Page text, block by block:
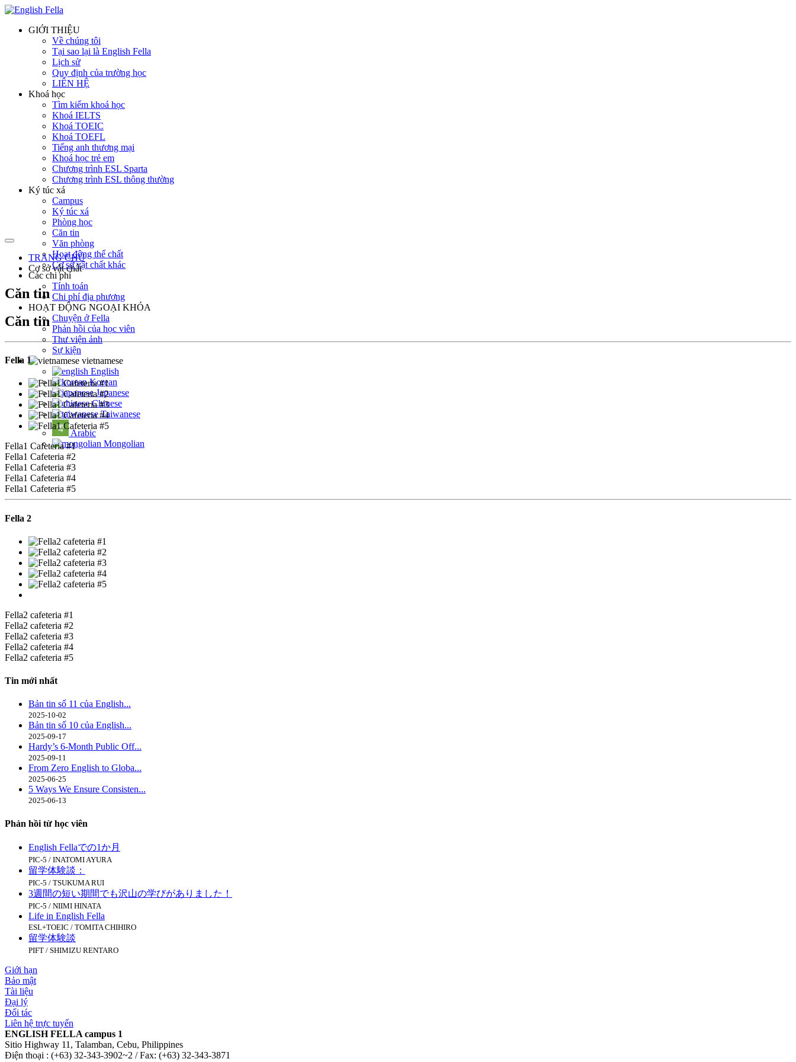
GIỚI THIỆU
Về chúng tôi
Tại sao lại là English Fella
Lịch sử
Quy định của trường học
LIÊN HỆ
Khoá học
Tìm kiếm khoá học
Khoá IELTS
Khoá TOEIC
Khoá TOEFL
Tiếng anh thương mại
Khoá học trẻ em
Chương trình ESL Sparta
Chương trình ESL thông thường
Ký túc xá
Campus
Ký túc xá
Phòng học
Căn tin
Văn phòng
Hoạt động thể chất
Cơ sở vật chất khác
Các chi phí
Tính toán
Chi phí địa phương
HOẠT ĐỘNG NGOẠI KHÓA
Chuyện ở Fella
Phản hồi của học viên
Thư viện ảnh
Sự kiện
vietnamese
English
Korean
Japanese
Chinese
Taiwanese
Arabic
Mongolian
TRANG CHỦ
Cơ sở vật chất
Căn tin
Căn tin
Fella 1
Fella1 Cafeteria #1
Fella1 Cafeteria #2
Fella1 Cafeteria #3
Fella1 Cafeteria #4
Fella1 Cafeteria #5
Fella 2
Fella2 cafeteria #1
Fella2 cafeteria #2
Fella2 cafeteria #3
Fella2 cafeteria #4
Fella2 cafeteria #5
Tin mới nhất
Bản tin số 11 của English...
2025-10-02
Bản tin số 10 của English...
2025-09-17
Hardy’s 6-Month Public Off...
2025-09-11
From Zero English to Globa...
2025-06-25
5 Ways We Ensure Consisten...
2025-06-13
Phản hồi từ học viên
English Fellaでの1か月
PIC-5 / INATOMI AYURA
留学体験談：
PIC-5 / TSUKUMA RUI
3週間の短い期間でも沢山の学びがありました！
PIC-5 / NIIMI HINATA
Life in English Fella
ESL+TOEIC / TOMITA CHIHIRO
留学体験談
PIFT / SHIMIZU RENTARO
Giới hạn
Bảo mật
Tài liệu
Đại lý
Đối tác
Liên hệ trực tuyến
ENGLISH FELLA campus 1
Sitio Highway 11, Talamban, Cebu, Philippines
Điện thoại : (+63) 32-343-3902~2 / Fax: (+63) 32-343-3871